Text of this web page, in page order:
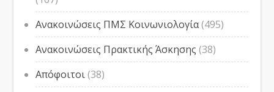
Ανακοινώσεις ΠΜΣ Κοινωνιολογία(495)
Ανακοινώσεις Πρακτικής Άσκησης (38)
Απόφοιτοι(38)